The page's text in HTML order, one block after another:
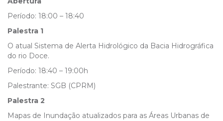
Período: 18:00 – 18:40
Palestra 1
O atual Sistema de Alerta Hidrológico da Bacia Hidrográfica
do rio Doce.
Período: 18:40 – 19:00h
Palestrante: SGB (CPRM)
Palestra 2
Mapas de Inundação atualizados para as Áreas Urbanas de